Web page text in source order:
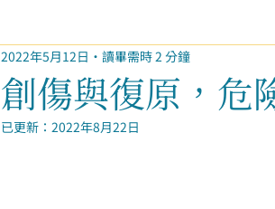
金錢事業 家庭關係
創傷與復原，危
2022年5月12日 讀畢需時 2 分鐘
已更新： 2022年8月22日